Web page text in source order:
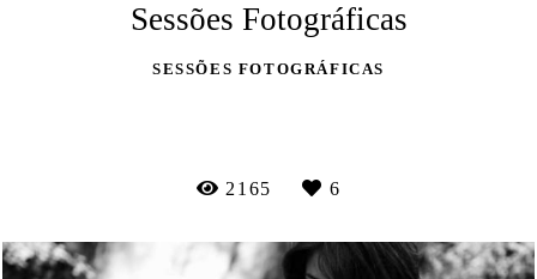
Sessões Fotográficas
SESSÕES FOTOGRÁFICAS
2165 6